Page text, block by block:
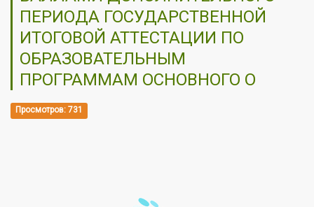
ПЕРИОДА ГОСУДАРСТВЕННОЙ
ИТОГОВОЙ АТТЕСТАЦИИ ПО
ОБРАЗОВАТЕЛЬНЫМ
ПРОГРАММАМ ОСНОВНОГО О
Просмотров: 731